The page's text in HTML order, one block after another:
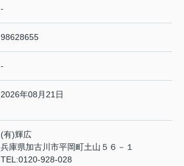
-
98628655
-
2026年08月21日
(有)輝広
兵庫県加古川市平岡町土山５６－１
TEL:0120-928-028